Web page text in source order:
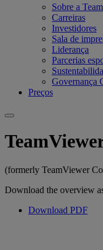
Sobre a
Carreiras
Investidores
Sala de
Liderança
Parcerias
Governança
Preços
(formerly TeamViewer
Download the overview
Download PDF